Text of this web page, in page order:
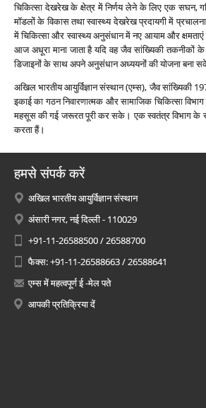
चिकित्‍सा देखरेख के क्षेत्र में निर्णय लेने के लिए एक सघन,
मॉडलों के विकास तथा स्‍वास्‍थ्‍य देखरेख प्रदायगी में
में चिकित्‍सा और स्‍वास्‍थ्‍य अनुसंधान में नए आयाम और क्षमताएं
आज अधूरा माना जाता है यदि वह जैव सांख्यिकी तकनीकों
डिजाइनों के साथ अपने अनुसंधान अध्‍ययनों की योजना बना
अखिल भारतीय आयुर्विज्ञान संस्‍थान (एम्‍स), जैव सांख्यिकी
इकाई का गठन निवारणात्‍मक और सामाजिक चिकित्‍सा
महसूस की गई जरूरत पूरी कर सके। एक स्‍वतंत्र विभाग के
करता हैं।
हमसे संपर्क करें
अखिल भारतीय आयुर्विज्ञान संस्थान
अंसारी नगर, नई दिल्ली - 110029
+91-11-26588500 / 26588700
फैक्स: +91-11-26588663 / 26588641
एम्स में महत्वपूर्ण ई -मेल पते
आपकी प्रतिक्रिया दें